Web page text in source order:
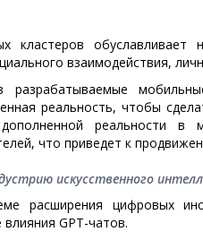
кластеров
взаимодействия,
разрабатываемые
реальность, чтобы
дополненной реальности
что приведет к
искусственного
расширения цифровых
GPT-чатов.